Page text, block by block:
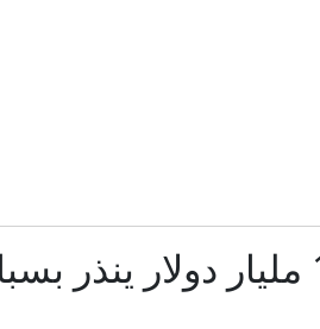
الإمارات تُدين بشدة هجوم جماعة
ترامب يحاول مجددًا الحد من سياحة